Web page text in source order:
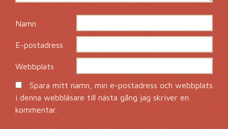
Namn*
E-postadress*
Webbplats
Spara mitt namn, min e-postadress och webbplats
i denna webbläsare till nästa gång jag skriver en
kommentar.